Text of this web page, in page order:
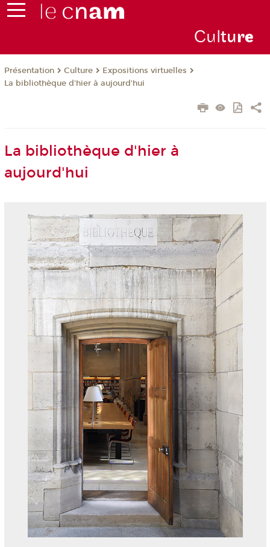
Culture
Présentation Culture
Expositions virtuelles
La bibliothèque d'hier à aujourd'hui
La bibliothèque d'hier à
aujourd'hui